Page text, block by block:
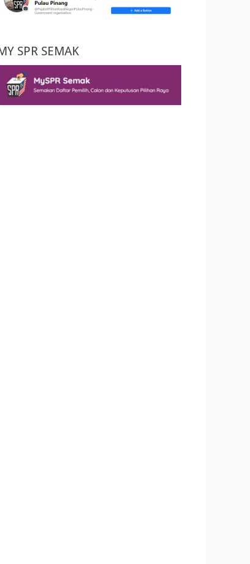
SPR SEMAK